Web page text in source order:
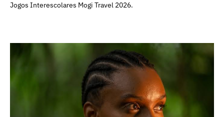
Jogos Interescolares Mogi Travel 2026.